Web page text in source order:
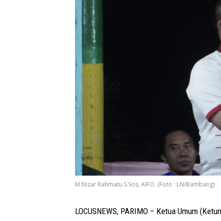
M Nizar Rahmatu S.Sos, AIFO. (Foto : LN/Bambang)
LOCUSNEWS, PARIMO – Ketua Umum